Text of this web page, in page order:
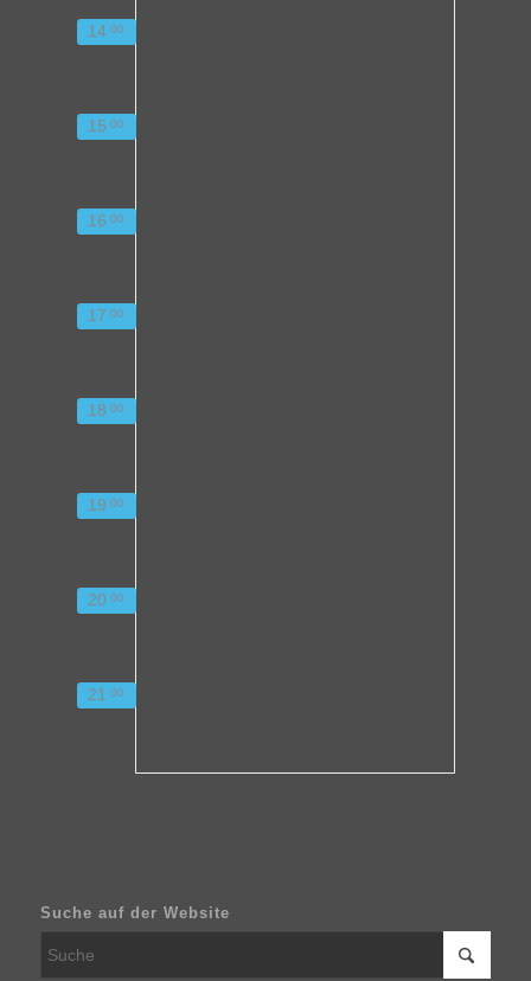
14 00
15 00
16 00
17 00
18 00
19 00
20 00
21 00
Suche auf der Website